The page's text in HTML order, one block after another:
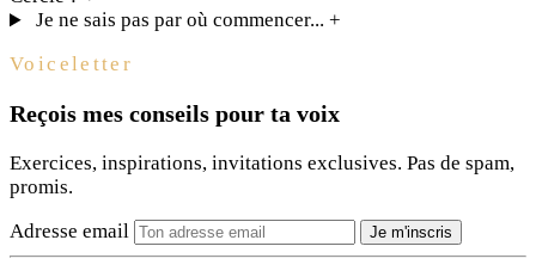
Je ne sais pas par où commencer...+
Voiceletter
Reçois mes conseils pour ta voix
Exercices, inspirations, invitations exclusives. Pas de spam,
promis.
Adresse email
Je m'inscris